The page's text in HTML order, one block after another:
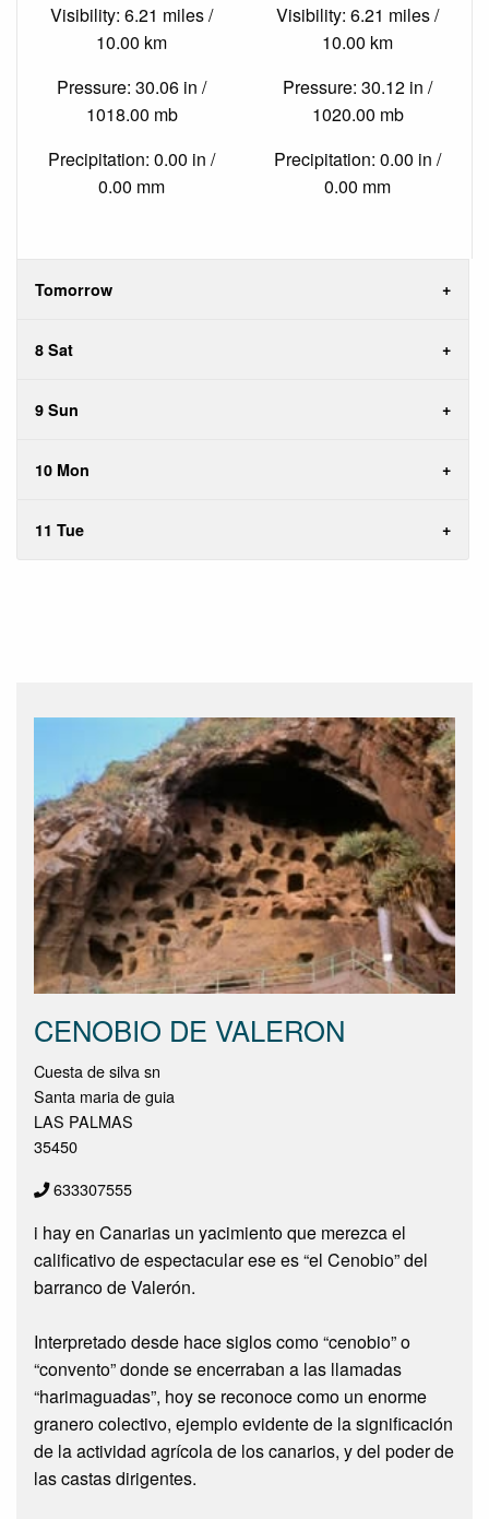
Visibility: 6.21 miles /
10.00 km
Pressure: 30.06 in /
1018.00 mb
Precipitation: 0.00 in /
0.00 mm
Visibility: 6.21 miles /
10.00 km
Pressure: 30.12 in /
1020.00 mb
Precipitation: 0.00 in /
0.00 mm
Tomorrow
8 Sat
9 Sun
10 Mon
11 Tue
CENOBIO DE VALERON
Cuesta de silva sn
Santa maria de guia
LAS PALMAS
35450
633307555
i hay en Canarias un yacimiento que merezca el
calificativo de espectacular ese es “el Cenobio” del
barranco de Valerón.
Interpretado desde hace siglos como “cenobio” o
“convento” donde se encerraban a las llamadas
“harimaguadas”, hoy se reconoce como un enorme
granero colectivo, ejemplo evidente de la significación
de la actividad agrícola de los canarios, y del poder de
las castas dirigentes.